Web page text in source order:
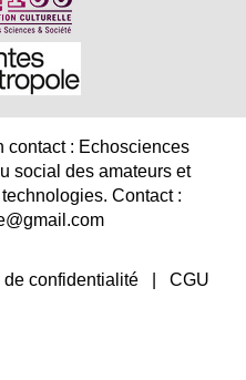
contact : Echosciences
social des amateurs et
Contact :
de confidentialité |CGU